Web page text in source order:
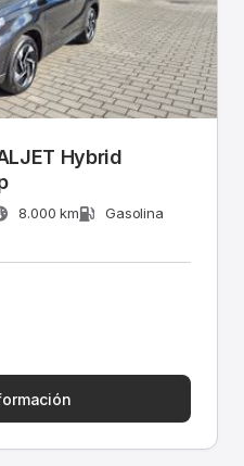
Hybrid
8.000 km
Gasolina